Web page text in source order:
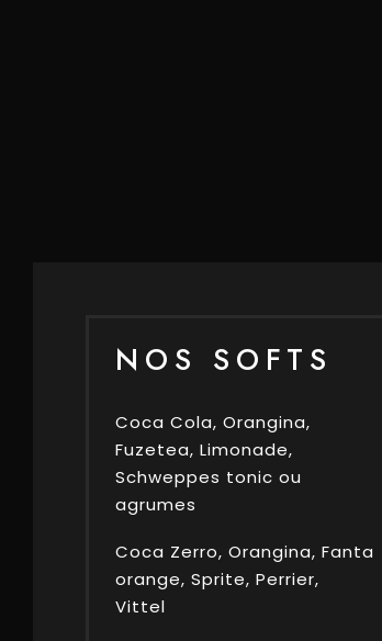
NOS SOFTS
Coca Cola, Orangina,
Fuzetea, Limonade,
Schweppes tonic ou
agrumes
Coca Zerro, Orangina, Fanta
orange, Sprite, Perrier,
Vittel